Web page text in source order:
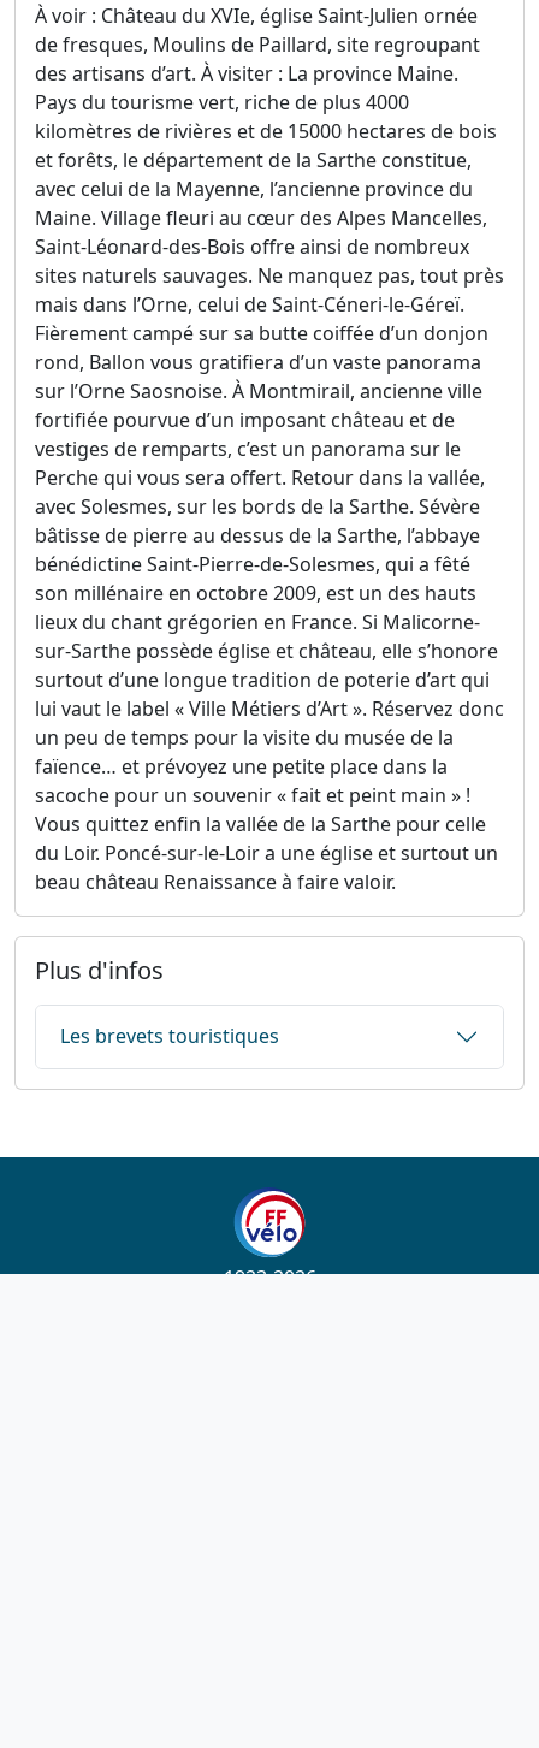
À voir : Château du XVIe, église Saint-Julien ornée
de fresques, Moulins de Paillard, site regroupant
des artisans d’art. À visiter : La province Maine.
Pays du tourisme vert, riche de plus 4000
kilomètres de rivières et de 15000 hectares de bois
et forêts, le département de la Sarthe constitue,
avec celui de la Mayenne, l’ancienne province du
Maine. Village fleuri au cœur des Alpes Mancelles,
Saint-Léonard-des-Bois offre ainsi de nombreux
sites naturels sauvages. Ne manquez pas, tout près
mais dans l’Orne, celui de Saint-Céneri-le-Géreï.
Fièrement campé sur sa butte coiffée d’un donjon
rond, Ballon vous gratifiera d’un vaste panorama
sur l’Orne Saosnoise. À Montmirail, ancienne ville
fortifiée pourvue d’un imposant château et de
vestiges de remparts, c’est un panorama sur le
Perche qui vous sera offert. Retour dans la vallée,
avec Solesmes, sur les bords de la Sarthe. Sévère
bâtisse de pierre au dessus de la Sarthe, l’abbaye
bénédictine Saint-Pierre-de-Solesmes, qui a fêté
son millénaire en octobre 2009, est un des hauts
lieux du chant grégorien en France. Si Malicorne-
sur-Sarthe possède église et château, elle s’honore
surtout d’une longue tradition de poterie d’art qui
lui vaut le label « Ville Métiers d’Art ». Réservez donc
un peu de temps pour la visite du musée de la
faïence… et prévoyez une petite place dans la
sacoche pour un souvenir « fait et peint main » !
Vous quittez enfin la vallée de la Sarthe pour celle
du Loir. Poncé-sur-le-Loir a une église et surtout un
beau château Renaissance à faire valoir.
Plus d'infos
Les brevets touristiques
1923-2026